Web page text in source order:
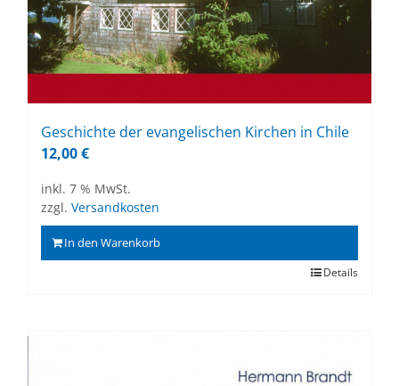
Ge­schich­te der evan­ge­li­schen Kir­chen in Chi­le
12,00€
inkl. 7 % MwSt.
zzgl. Versandkosten
In den Warenkorb
Details